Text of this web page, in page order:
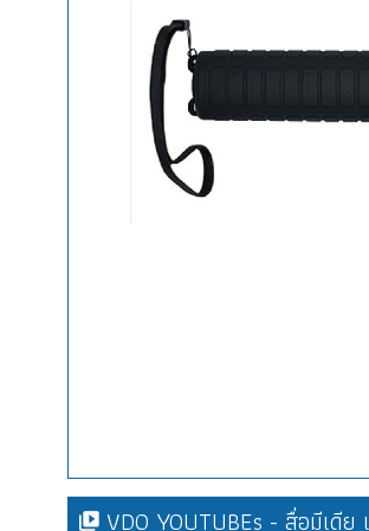
VDO YOUTUBEs - สื่อมีเดีย